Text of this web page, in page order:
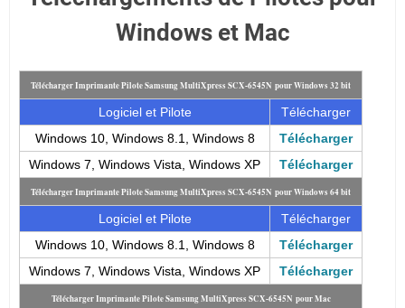
Windows et Mac
Télécharger Imprimante Pilote Samsung MultiXpress SCX-6545N pour Windows 32 bit
Logiciel et Pilote
Télécharger
Windows 10, Windows 8.1, Windows 8
Télécharger
Windows 7, Windows Vista, Windows XP
Télécharger
Télécharger Imprimante Pilote Samsung MultiXpress SCX-6545N pour Windows 64 bit
Logiciel et Pilote
Télécharger
Windows 10, Windows 8.1, Windows 8
Télécharger
Windows 7, Windows Vista, Windows XP
Télécharger
Télécharger Imprimante Pilote Samsung MultiXpress SCX-6545N pour Mac